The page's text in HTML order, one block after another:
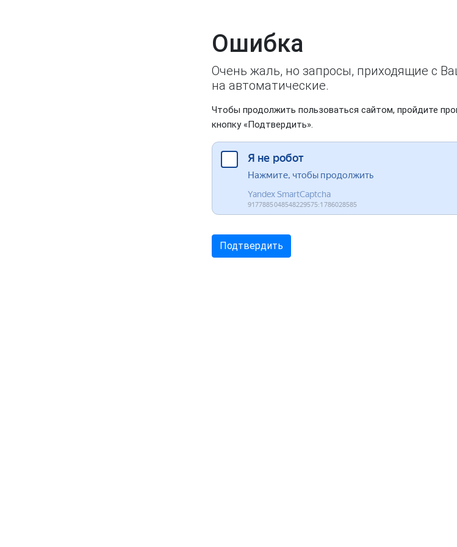
Ошибка
Очень жаль, но запросы, приходящие с
на автоматические.
Чтобы продолжить пользоваться сайтом, пройдите
кнопку «Подтвердить».